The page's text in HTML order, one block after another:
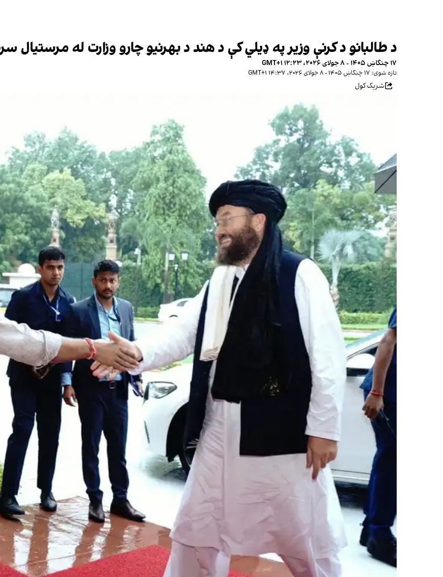
د طالبانو د کرنې وزیر په ډیلي کې د هند د بهرنیو چارو وزارت له مرستیال
۱۷ چنگاښ ۱۴۰۵ - ۸ جولای ۲۰۲۶، ۱۲:۲۳ GMT+۱
تازه شوی: ۱۷ چنگاښ ۱۴۰۵ - ۸ جولای ۲۰۲۶، ۱۴:۳۷ GMT+۱
شریک کول